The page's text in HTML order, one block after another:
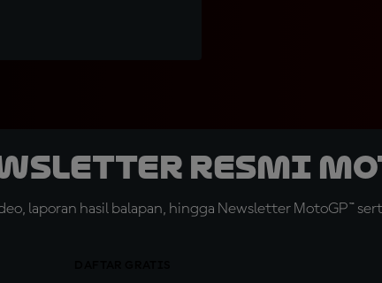
Resmi
laporan hasil balapan, hingga Newsletter MotoGP™